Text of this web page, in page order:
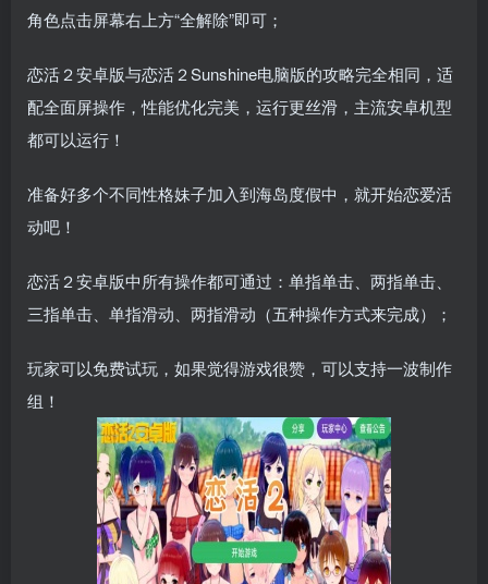
角色点击屏幕右上方“全解除”即可；
恋活２安卓版与恋活２Sunshine电脑版的攻略完全相同，适
配全面屏操作，性能优化完美，运行更丝滑，主流安卓机型
都可以运行！
准备好多个不同性格妹子加入到海岛度假中，就开始恋爱活
动吧！
恋活２安卓版中所有操作都可通过：单指单击、两指单击、
三指单击、单指滑动、两指滑动（五种操作方式来完成）；
玩家可以免费试玩，如果觉得游戏很赞，可以支持一波制作
组！